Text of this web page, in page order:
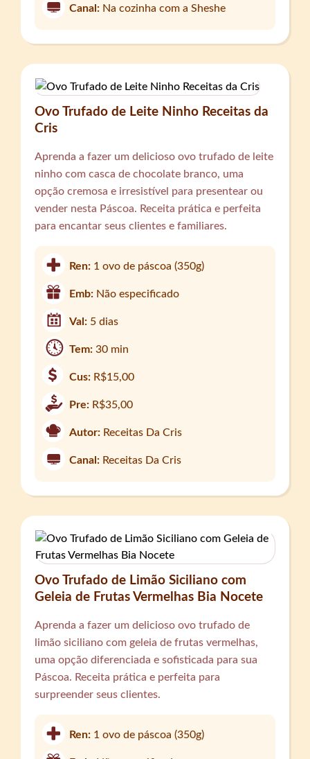
Canal: Na cozinha com a Sheshe
Ovo Trufado de Leite Ninho Receitas da
Cris
Aprenda a fazer um delicioso ovo trufado de leite
ninho com casca de chocolate branco, uma
opção cremosa e irresistível para presentear ou
vender nesta Páscoa. Receita prática e perfeita
para encantar seus clientes e familiares.
Ren: 1 ovo de páscoa (350g)
Emb: Não especificado
Val: 5 dias
Tem:30 min
Cus: R$15,00
Pre: R$35,00
Autor: Receitas Da Cris
Canal: Receitas Da Cris
Ovo Trufado de Limão Siciliano com
Geleia de Frutas Vermelhas Bia Nocete
Aprenda a fazer um delicioso ovo trufado de
limão siciliano com geleia de frutas vermelhas,
uma opção diferenciada e sofisticada para sua
Páscoa. Receita prática e perfeita para
surpreender seus clientes.
Ren: 1 ovo de páscoa (350g)